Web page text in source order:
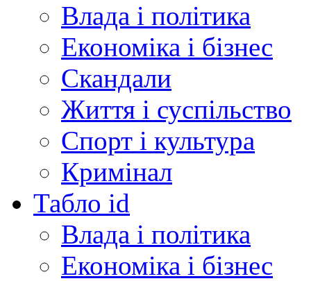
Влада і політика
Економіка і бізнес
Скандали
Життя і суспільство
Спорт і культура
Кримінал
Табло id
Влада і політика
Економіка і бізнес